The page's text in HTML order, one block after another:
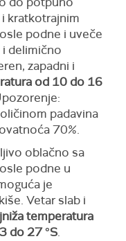
kratkotrajnim
podne i uveče
delimično
zapadni i
od 10 do 16
padavina
70%.
oblačno sa
podne u
je
Vetar slab i
temperatura
do 27 °S.